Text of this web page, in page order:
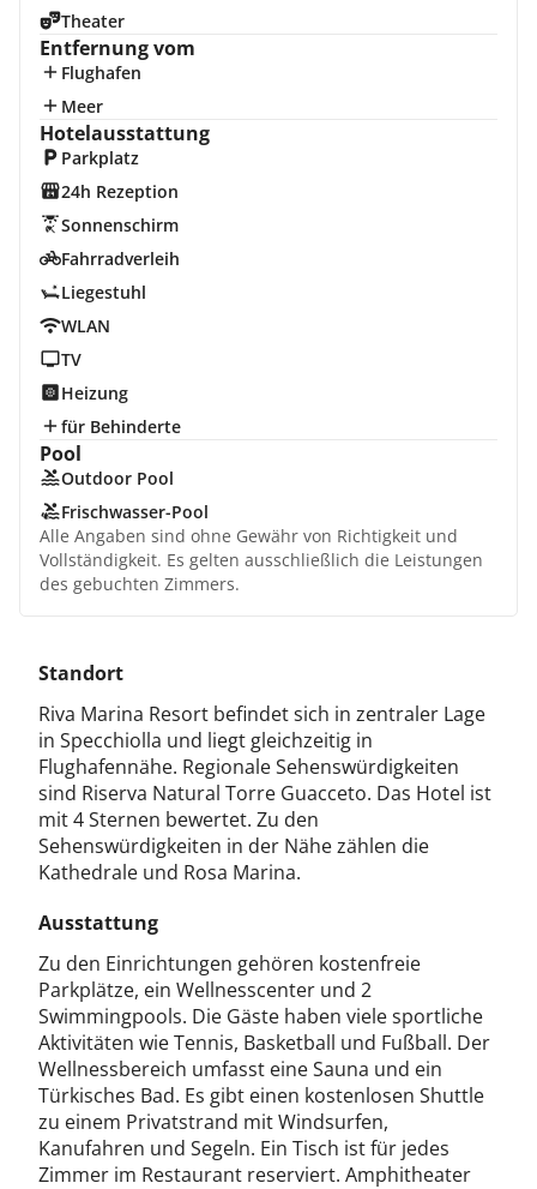
Theater
Entfernung vom
Flughafen
Meer
Hotelausstattung
Parkplatz
24h Rezeption
Sonnenschirm
Fahrradverleih
Liegestuhl
WLAN
TV
Heizung
für Behinderte
Pool
Outdoor Pool
Frischwasser-Pool
Alle Angaben sind ohne Gewähr von Richtigkeit und
Vollständigkeit. Es gelten ausschließlich die Leistungen
des gebuchten Zimmers.
Standort
Riva Marina Resort befindet sich in zentraler Lage
in Specchiolla und liegt gleichzeitig in
Flughafennähe. Regionale Sehenswürdigkeiten
sind Riserva Natural Torre Guacceto. Das Hotel ist
mit 4 Sternen bewertet. Zu den
Sehenswürdigkeiten in der Nähe zählen die
Kathedrale und Rosa Marina.
Ausstattung
Zu den Einrichtungen gehören kostenfreie
Parkplätze, ein Wellnesscenter und 2
Swimmingpools. Die Gäste haben viele sportliche
Aktivitäten wie Tennis, Basketball und Fußball. Der
Wellnessbereich umfasst eine Sauna und ein
Türkisches Bad. Es gibt einen kostenlosen Shuttle
zu einem Privatstrand mit Windsurfen,
Kanufahren und Segeln. Ein Tisch ist für jedes
Zimmer im Restaurant reserviert. Amphitheater